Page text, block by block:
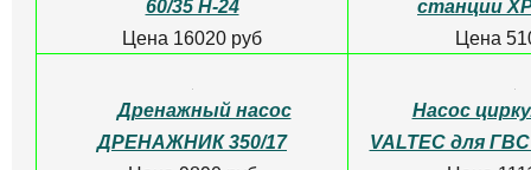
Цена 28636 руб Цена